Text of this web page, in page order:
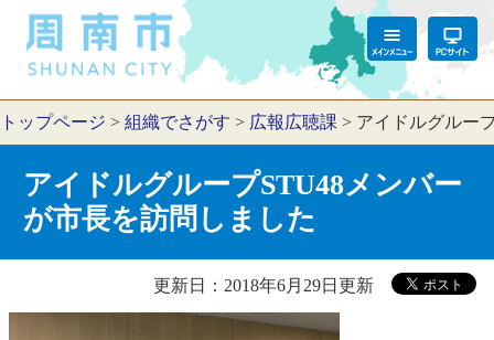
トップページ > 組織でさがす > 広報広聴課 > アイドルグルー
アイドルグループSTU48メンバー
が市長を訪問しました
更新日：2018年6月29日更新